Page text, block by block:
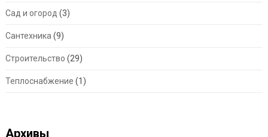
Сад и огород (3)
Сантехника (9)
Строительство (29)
Теплоснабжение (1)
Архивы